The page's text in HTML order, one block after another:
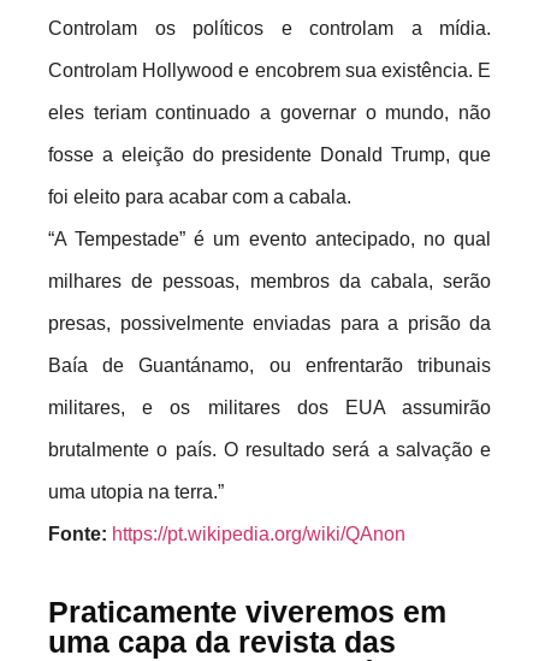
Controlam os políticos e controlam a mídia.
Controlam Hollywood e encobrem sua existência. E
eles teriam continuado a governar o mundo, não
fosse a eleição do presidente Donald Trump, que
foi eleito para acabar com a cabala.
“A Tempestade” é um evento antecipado, no qual
milhares de pessoas, membros da cabala, serão
presas, possivelmente enviadas para a prisão da
Baía de Guantánamo, ou enfrentarão tribunais
militares, e os militares dos EUA assumirão
brutalmente o país. O resultado será a salvação e
uma utopia na terra.”
Fonte: https://pt.wikipedia.org/wiki/QAnon
Praticamente viveremos em
uma capa da revista das